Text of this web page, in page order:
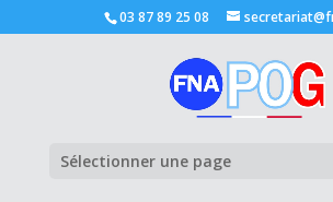
03 87 89 25 08
Sélectionner une page